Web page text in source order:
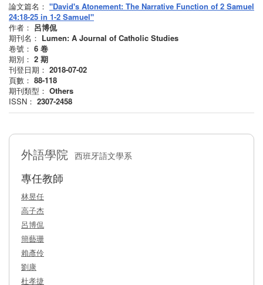
論文篇名： "David's Atonement: The Narrative Function of 2 Samuel
24:18-25 in 1-2 Samuel"
作者： 呂博侃
期刊名： Lumen: A Journal of Catholic Studies
卷號： 6 卷
期別： 2 期
刊登日期： 2018-07-02
頁數： 88-118
期刊類型： Others
ISSN： 2307-2458
外語學院 西班牙語文學系
專任教師
林昱任
高子杰
呂博侃
簡藝珊
賴彥伶
劉康
杜孝捷